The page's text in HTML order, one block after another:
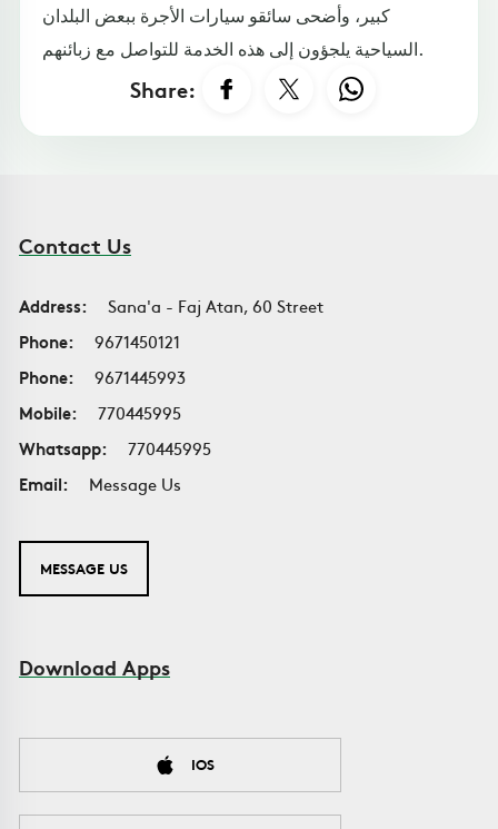
كبير، وأضحى سائقو سيارات الأجرة ببعض البلدان
السياحية يلجؤون إلى هذه الخدمة للتواصل مع زبائنهم.
Share:
Contact Us
Address:
Sana'a - Faj Atan, 60 Street
Phone:
9671450121
Phone:
9671445993
Mobile:
770445995
Whatsapp:
770445995
Email:
Message Us
MESSAGE US
Download Apps
IOS